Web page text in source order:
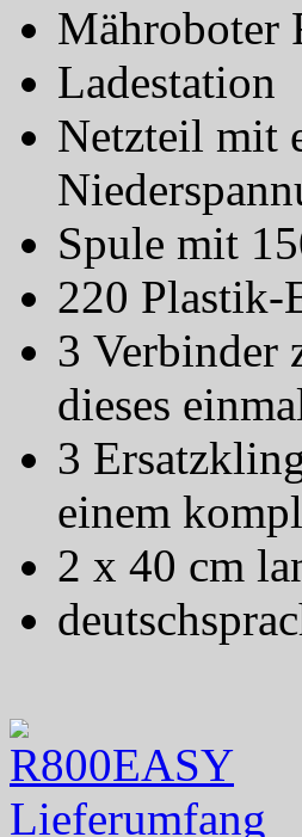
Mähroboter
Ladestation
Netzteil mit
Spule mit
220 Plastik-
3 Verbinder
dieses
3
einem
2 x 40 cm